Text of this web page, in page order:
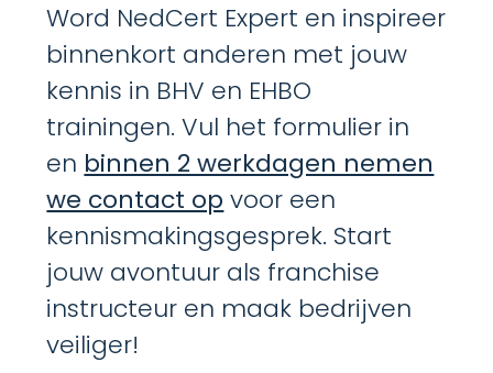
Word NedCert Expert en inspireer
binnenkort anderen met jouw
kennis in BHV en EHBO
trainingen. Vul het formulier in
en binnen 2 werkdagen nemen
we contact op voor een
kennismakingsgesprek. Start
jouw avontuur als franchise
instructeur en maak bedrijven
veiliger!